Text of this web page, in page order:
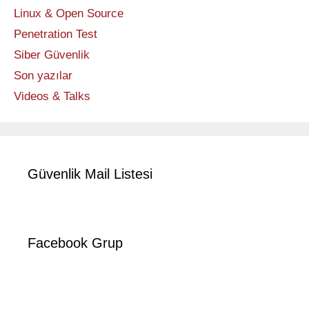
Linux & Open Source
Penetration Test
Siber Güvenlik
Son yazılar
Videos & Talks
Güvenlik Mail Listesi
Facebook Grup